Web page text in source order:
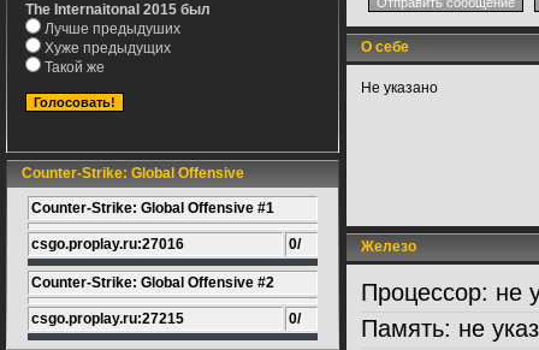
The Internaitonal 2015 был
Лучше предыдуших
Хуже предыдущих
Такой же
Counter-Strike: Global Offensive
Counter-Strike: Global Offensive #1
csgo.proplay.ru:27016 0/
Counter-Strike: Global Offensive #2
csgo.proplay.ru:27215 0/
О себе
Не указано
Железо
Процессор: не
Память: не